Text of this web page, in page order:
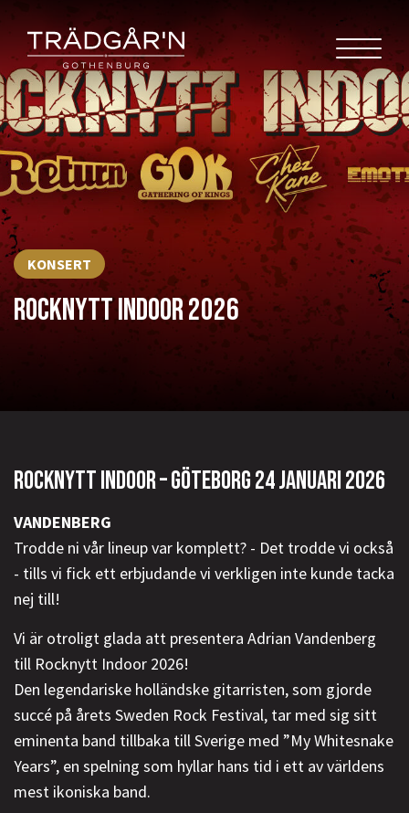
KONSERT
ROCKNYTT INDOOR 2026
ROCKNYTT INDOOR – GÖTEBORG 24 JANUARI 2026
VANDENBERG
Trodde ni vår lineup var komplett? - Det trodde vi också
- tills vi fick ett erbjudande vi verkligen inte kunde tacka
nej till!
Vi är otroligt glada att presentera Adrian Vandenberg
till Rocknytt Indoor 2026!
Den legendariske holländske gitarristen, som gjorde
succé på årets Sweden Rock Festival, tar med sig sitt
eminenta band tillbaka till Sverige med ”My Whitesnake
Years”, en spelning som hyllar hans tid i ett av världens
mest ikoniska band.